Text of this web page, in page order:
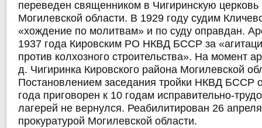
переведен священником в Чигиринскую церковь
Могилевской области. В 1929 году судим
«хождение по молитвам» и по суду оправдан.
1937 года Кировским РО НКВД БССР за
против колхозного строительства». На момент
д. Чигиринка Кировского района Могилевской
Постановлением заседания тройки НКВД БССР
года приговорен к 10 годам исправительно-
лагерей не вернулся. Реабилитирован 26
прокуратурой Могилевской области.